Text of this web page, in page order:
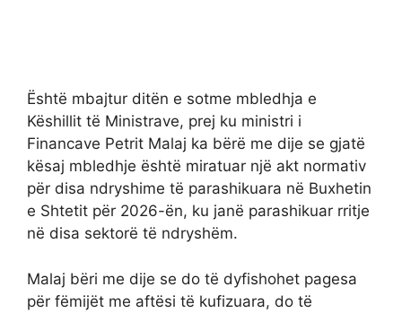
Është mbajtur ditën e sotme mbledhja e
Këshillit të Ministrave, prej ku ministri i
Financave Petrit Malaj ka bërë me dije se gjatë
kësaj mbledhje është miratuar një akt normativ
për disa ndryshime të parashikuara në Buxhetin
e Shtetit për 2026-ën, ku janë parashikuar rritje
në disa sektorë të ndryshëm.
Malaj bëri me dije se do të dyfishohet pagesa
për fëmijët me aftësi të kufizuara, do të